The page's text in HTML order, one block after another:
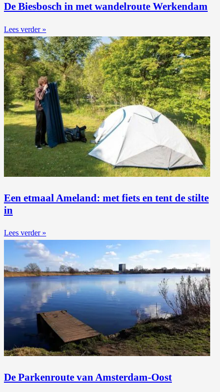
De Biesbosch in met wandelroute Werkendam
Lees verder »
Een etmaal Ameland: met fiets en tent de stilte
in
Lees verder »
De Parkenroute van Amsterdam-Oost